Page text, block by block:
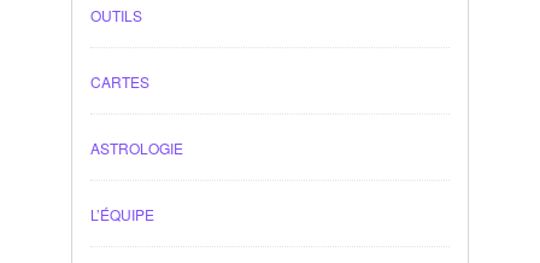
OUTILS
CARTES
ASTROLOGIE
L’ÉQUIPE